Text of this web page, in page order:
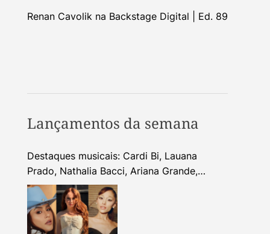
Renan Cavolik na Backstage Digital | Ed. 89
Lançamentos da semana
Destaques musicais: Cardi Bi, Lauana
Prado, Nathalia Bacci, Ariana Grande,
Alhocca, Dhi Ribeiro e mais